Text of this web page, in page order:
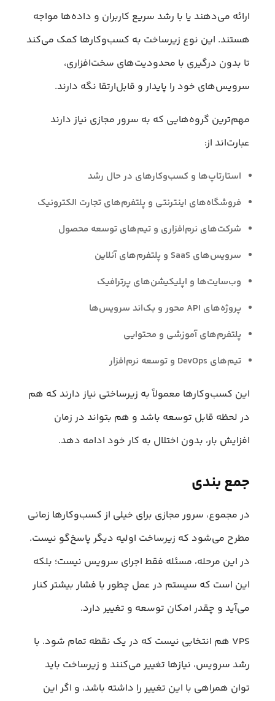
ارائه می‌دهند یا با رشد سریع کاربران و داده‌ها مواجه
هستند. این نوع زیرساخت به کسب‌وکارها کمک می‌کند
تا بدون درگیری با محدودیت‌های سخت‌افزاری،
سرویس‌های خود را پایدار و قابل‌ارتقا نگه دارند.
مهم‌ترین گروه‌هایی که به سرور مجازی نیاز دارند
عبارت‌اند از:
استارتاپ‌ها و کسب‌وکارهای در حال رشد
فروشگاه‌های اینترنتی و پلتفرم‌های تجارت الکترونیک
شرکت‌های نرم‌افزاری و تیم‌های توسعه محصول
سرویس‌های SaaS و پلتفرم‌های آنلاین
وب‌سایت‌ها و اپلیکیشن‌های پرترافیک
پروژه‌های API محور و بک‌اند سرویس‌ها
پلتفرم‌های آموزشی و محتوایی
تیم‌های DevOps و توسعه نرم‌افزار
این کسب‌وکارها معمولاً به زیرساختی نیاز دارند که هم
در لحظه قابل توسعه باشد و هم بتواند در زمان
افزایش بار، بدون اختلال به کار خود ادامه دهد.
جمع بندی
در مجموع، سرور مجازی برای خیلی از کسب‌وکارها زمانی
مطرح می‌شود که زیرساخت اولیه دیگر پاسخ‌گو نیست.
در این مرحله، مسئله فقط اجرای سرویس نیست؛ بلکه
این است که سیستم در عمل چطور با فشار بیشتر کنار
می‌آید و چقدر امکان توسعه و تغییر دارد.
VPS هم انتخابی نیست که در یک نقطه تمام شود. با
رشد سرویس، نیازها تغییر می‌کنند و زیرساخت باید
توان همراهی با این تغییر را داشته باشد، و اگر این